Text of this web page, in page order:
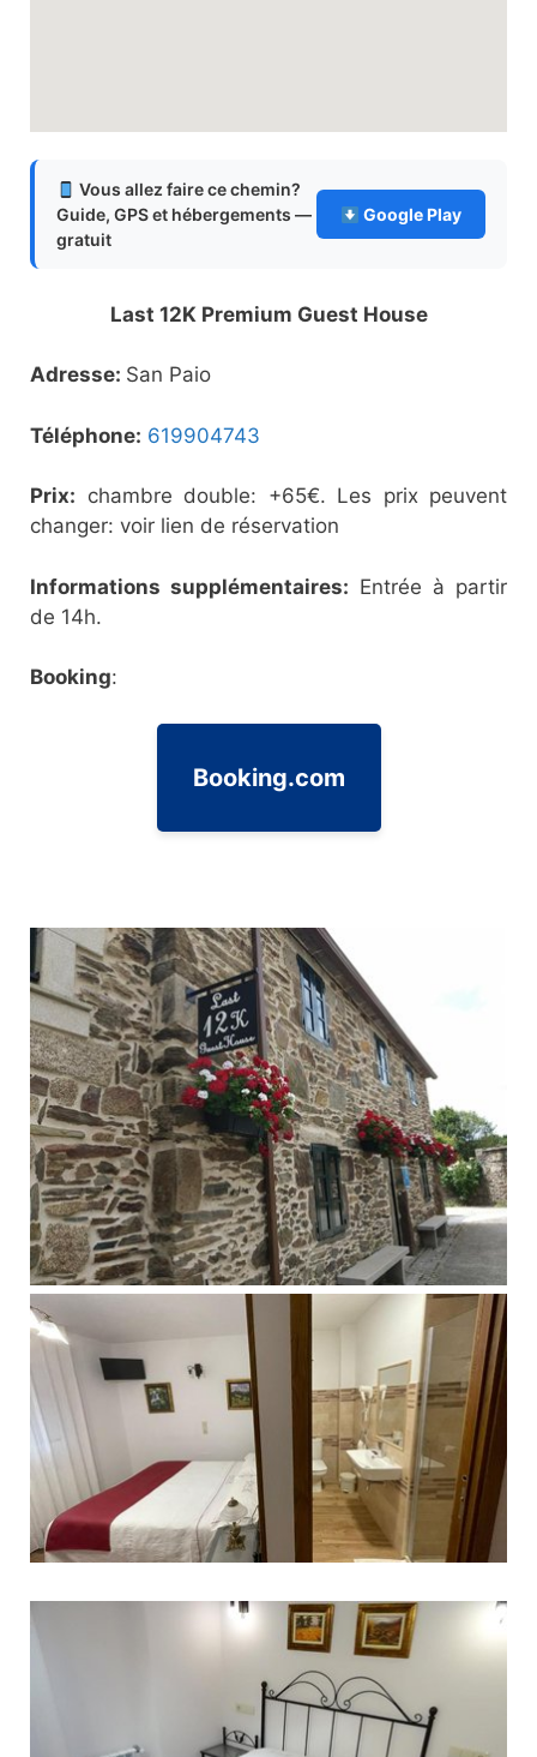
Vous allez faire ce chemin?
Guide, GPS et hébergements —
gratuit
Google Play
Last 12K Premium Guest House
Adresse: San Paio
Téléphone: 619904743
Prix: chambre double: +65€. Les prix peuvent
changer: voir lien de réservation
Informations supplémentaires: Entrée à partir
de 14h.
Booking:
Booking.com